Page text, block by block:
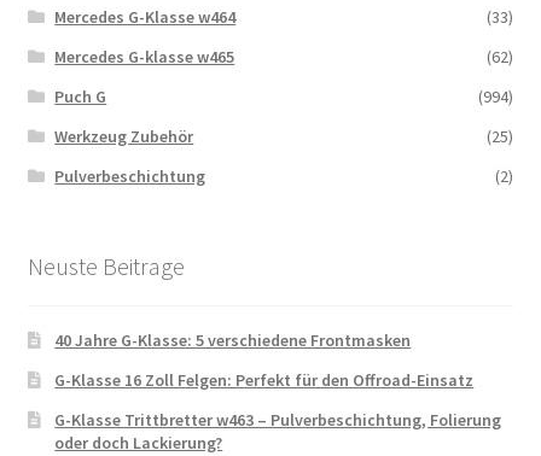
Mercedes G-Klasse w464
(33)
Mercedes G-klasse w465
(62)
Puch G
(994)
Werkzeug Zubehör
(25)
Pulverbeschichtung
(2)
Neuste Beitrage
40 Jahre G-Klasse: 5 verschiedene Frontmasken
G-Klasse 16 Zoll Felgen: Perfekt für den Offroad-Einsatz
G-Klasse Trittbretter w463 – Pulverbeschichtung, Folierung
oder doch Lackierung?